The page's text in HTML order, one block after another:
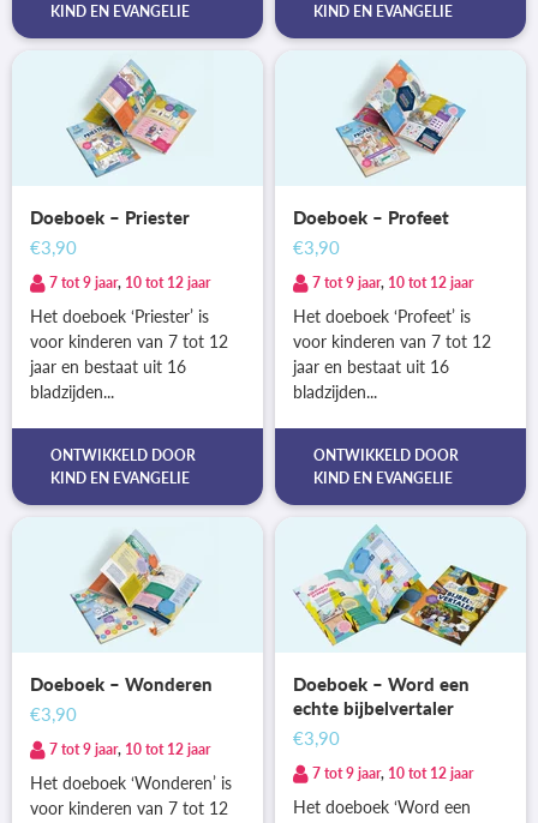
KIND EN EVANGELIE
KIND EN EVANGELIE
Doeboek – Priester
€3,90
7 tot 9 jaar, 10 tot 12 jaar
Het doeboek ‘Priester’ is
voor kinderen van 7 tot 12
jaar en bestaat uit 16
bladzijden...
ONTWIKKELD DOOR
KIND EN EVANGELIE
Doeboek – Profeet
€3,90
7 tot 9 jaar, 10 tot 12 jaar
Het doeboek ‘Profeet’ is
voor kinderen van 7 tot 12
jaar en bestaat uit 16
bladzijden...
ONTWIKKELD DOOR
KIND EN EVANGELIE
Doeboek – Wonderen
€3,90
7 tot 9 jaar, 10 tot 12 jaar
Het doeboek ‘Wonderen’ is
voor kinderen van 7 tot 12
Doeboek – Word een
echte bijbelvertaler
€3,90
7 tot 9 jaar, 10 tot 12 jaar
Het doeboek ‘Word een